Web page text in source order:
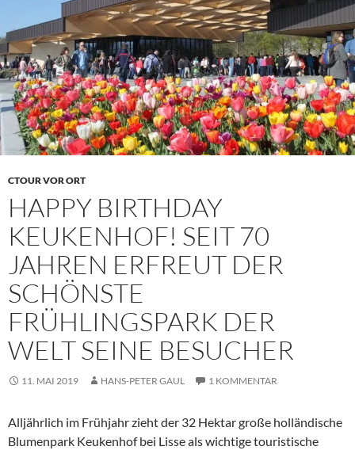
CTOUR VOR ORT
HAPPY BIRTHDAY
KEUKENHOF! SEIT 70
JAHREN ERFREUT DER
SCHÖNSTE
FRÜHLINGSPARK DER
WELT SEINE BESUCHER
11. MAI 2019 HANS-PETER GAUL 1 KOMMENTAR
Alljährlich im Frühjahr zieht der 32 Hektar große holländische
Blumenpark Keukenhof bei Lisse als wichtige touristische